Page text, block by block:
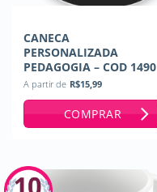
CANECA
PERSONALIZADA
PEDAGOGIA – COD 1490
A partir de R$15,99
COMPRAR